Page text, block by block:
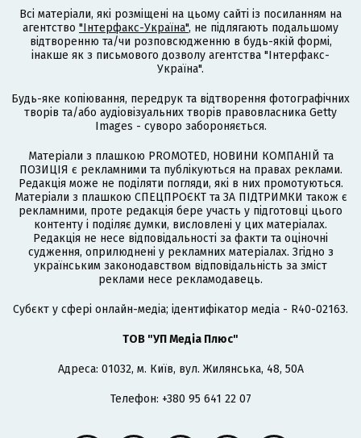
Всі матеріали, які розміщені на цьому сайті із посиланням на
агентство "Інтерфакс-Україна", не підлягають подальшому
відтворенню та/чи розповсюдженню в будь-якій формі,
інакше як з письмового дозволу агентства "Інтерфакс-
Україна".
Будь-яке копіювання, передрук та відтворення фотографічних
творів та/або аудіовізуальних творів правовласника Getty
Images - суворо забороняється.
Матеріали з плашкою PROMOTED, НОВИНИ КОМПАНІЙ та
ПОЗИЦІЯ є рекламними та публікуються на правах реклами.
Редакція може не поділяти погляди, які в них промотуються.
Матеріали з плашкою СПЕЦПРОЄКТ та ЗА ПІДТРИМКИ також є
рекламними, проте редакція бере участь у підготовці цього
контенту і поділяє думки, висловлені у цих матеріалах.
Редакція не несе відповідальності за факти та оціночні
судження, оприлюднені у рекламних матеріалах. Згідно з
українським законодавством відповідальність за зміст
реклами несе рекламодавець.
Cубєкт у сфері онлайн-медіа; ідентифікатор медіа - R40-02163.
ТОВ "УП Медіа Плюс"
Адреса: 01032, м. Київ, вул. Жилянська, 48, 50А
Телефон: +380 95 641 22 07